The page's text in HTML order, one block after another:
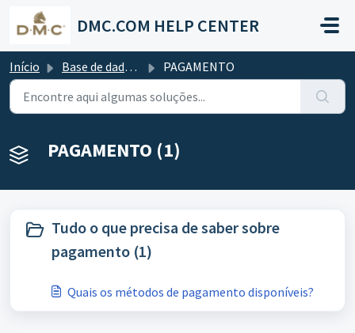
Avançar para o conteúdo principal
DMC.COM HELP CENTER
Início Base de dados de conhecimento PAGAMENTO
PAGAMENTO (1)
Tudo o que precisa de saber sobre
pagamento (1)
Quais os métodos de pagamento disponíveis?